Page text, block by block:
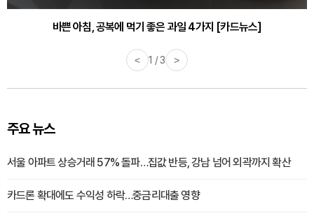
바쁜 아침, 공복에 먹기 좋은 과일 4가지 [카드뉴스]
< 1 / 3 >
주요 뉴스
서울 아파트 상승거래 57% 돌파…집값 반등, 강남 넘어 외곽까지 확산
카드론 확대에도 수익성 하락…중금리대출 영향